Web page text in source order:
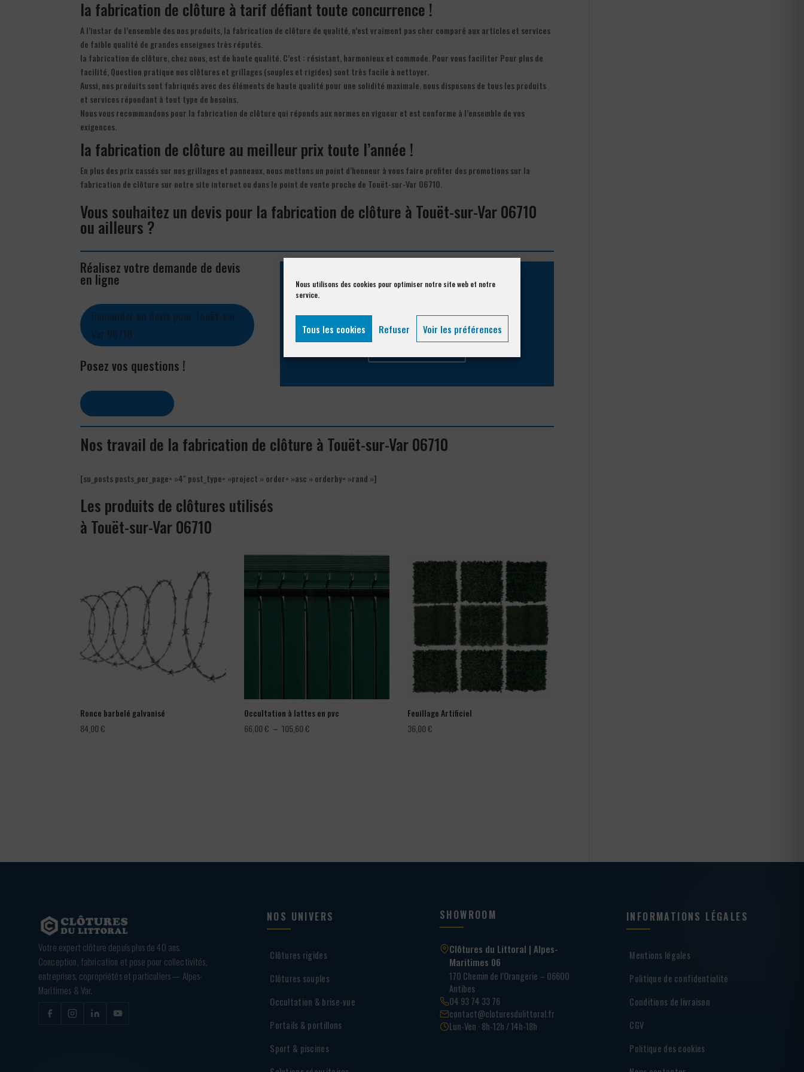
Nous utilisons des cookies pour optimiser notre site web et notre
service.
Tous les cookies Refuser Voir les préférences
la fabrication de clôture à tarif défiant toute concurrence !
A l’instar de l’ensemble des nos produits, la fabrication de clôture de qualité, n’est vraiment pas cher comparé aux articles et services
de faible qualité de grandes enseignes très réputés.
la fabrication de clôture, chez nous, est de haute qualité. C’est : résistant, harmonieux et commode. Pour vous faciliter Pour plus de
facilité, Question pratique nos clôtures et grillages (souples et rigides) sont très facile à nettoyer.
Aussi, nos produits sont fabriqués avec des éléments de haute qualité pour une solidité maximale. nous disposons de tous les produits
et services répondant à tout type de besoins.
Nous vous recommandons pour la fabrication de clôture qui réponds aux normes en vigueur et est conforme à l’ensemble de vos
exigences.
la fabrication de clôture au meilleur prix toute l’année !
En plus des prix cassés sur nos grillages et panneaux, nous mettons un point d’honneur à vous faire profiter des promotions sur la
fabrication de clôture sur notre site internet ou dans le point de vente proche de Touët-sur-Var 06710.
Vous souhaitez un devis pour la fabrication de clôture à Touët-sur-Var 06710
ou ailleurs ?
Réalisez votre demande de devis
en ligne
Posez vos questions !
Appelez-nous !
Vous souhaitez avoir des informations complémentaires ?
04 93 74 33 76
Nos travail de la fabrication de clôture à Touët-sur-Var 06710
[su_posts posts_per_page= »4″ post_type= »project » order= »asc » orderby= »rand »]
Les produits de clôtures utilisés
à Touët-sur-Var 06710
Ronce barbelé galvanisé
84,00€
Occultation à lattes en pvc
66,00€ – 105,60€Plage
Feuillage Artificiel
36,00€
Votre expert clôture depuis plus de 40 ans.
Conception, fabrication et pose pour collectivités,
entreprises, copropriétés et particuliers — Alpes-
Maritimes & Var.
NOS UNIVERS
Clôtures rigides
Clôtures souples
Occultation & brise-vue
Portails & portillons
Sport & piscines
SHOWROOM
Clôtures du Littoral | Alpes-
Maritimes 06
170 Chemin de l’Orangerie – 06600
Antibes
04 93 74 33 76
contact@cloturesdulittoral.fr
Lun-Ven · 8h-12h / 14h-18h
INFORMATIONS LÉGALES
Mentions légales
Politique de confidentialité
Conditions de livraison
CGV
Politique des cookies